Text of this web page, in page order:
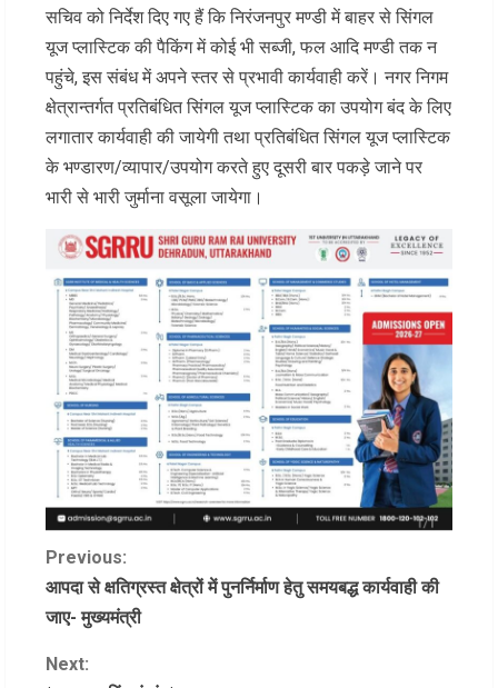
सचिव को निर्देश दिए गए हैं कि निरंजनपुर मण्डी में बाहर से सिंगल
यूज प्लास्टिक की पैकिंग में कोई भी सब्जी, फल आदि मण्डी तक न
पहुंचे, इस संबंध में अपने स्तर से प्रभावी कार्यवाही करें। नगर निगम
क्षेत्रान्तर्गत प्रतिबंधित सिंगल यूज प्लास्टिक का उपयोग बंद के लिए
लगातार कार्यवाही की जायेगी तथा प्रतिबंधित सिंगल यूज प्लास्टिक
के भण्डारण/व्यापार/उपयोग करते हुए दूसरी बार पकड़े जाने पर
भारी से भारी जुर्माना वसूला जायेगा।
C
o
n
Previous:
आपदा से क्षतिग्रस्त क्षेत्रों में पुनर्निर्माण हेतु समयबद्ध कार्यवाही की
जाए- मुख्यमंत्री
Next: